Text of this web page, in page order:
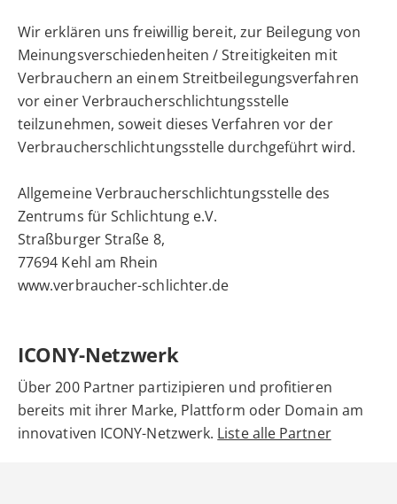
Wir erklären uns freiwillig bereit, zur Beilegung von
Meinungsverschiedenheiten / Streitigkeiten mit
Verbrauchern an einem Streitbeilegungsverfahren
vor einer Verbraucherschlichtungsstelle
teilzunehmen, soweit dieses Verfahren vor der
Verbraucherschlichtungsstelle durchgeführt wird.
Allgemeine Verbraucherschlichtungsstelle des
Zentrums für Schlichtung e.V.
Straßburger Straße 8,
77694 Kehl am Rhein
www.verbraucher-schlichter.de
ICONY-Netzwerk
Über 200 Partner partizipieren und profitieren
bereits mit ihrer Marke, Plattform oder Domain am
innovativen ICONY-Netzwerk. Liste alle Partner